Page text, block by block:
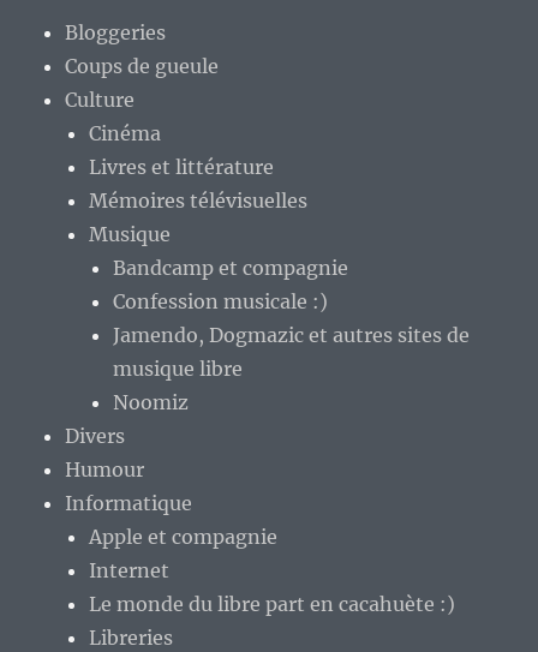
Bloggeries
Coups de gueule
Culture
Cinéma
Livres et littérature
Mémoires télévisuelles
Musique
Bandcamp et compagnie
Confession musicale :)
Jamendo, Dogmazic et autres sites de
musique libre
Noomiz
Divers
Humour
Informatique
Apple et compagnie
Internet
Le monde du libre part en cacahuète :)
Libreries